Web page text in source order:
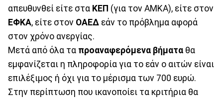
απευθυνθεί είτε στα ΚΕΠ (για τον ΑΜΚΑ), είτε στον
ΕΦΚΑ, είτε στον ΟΑΕΔ εάν το πρόβλημα αφορά
στον χρόνο ανεργίας.
Μετά από όλα τα προαναφερόμενα βήματα θα
εμφανίζεται η πληροφορία για το εάν ο αιτών είναι
επιλέξιμος ή όχι για το μέρισμα των 700 ευρώ.
Στην περίπτωση που ικανοποίει τα κριτήρια θα